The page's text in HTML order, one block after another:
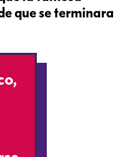
que se terminara